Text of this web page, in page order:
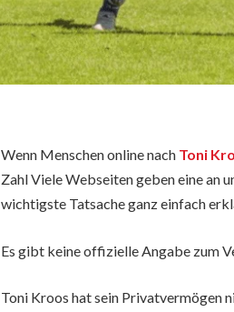
Wenn Menschen online nach Toni
Zahl Viele Webseiten geben eine an
wichtigste Tatsache ganz einfach
Es gibt keine offizielle Angabe zum
Toni Kroos hat sein Privatvermögen